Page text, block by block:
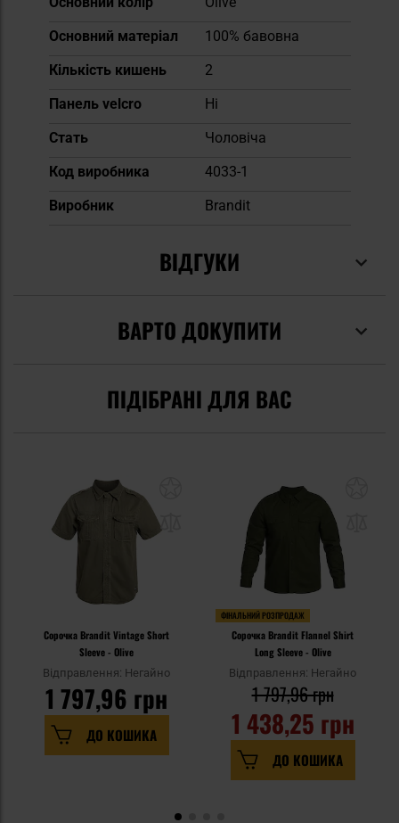
Основний матеріал
100% бавовна
Кількість кишень
2
Панель velcro
Ні
Cтать
Чоловіча
Код виробника
4033-1
Виробник
Brandit
ВІДГУКИ
ВАРТО ДОКУПИТИ
ПІДІБРАНІ ДЛЯ ВАС
Сорочка Brandit Vintage Short
Sleeve - Olive
Відправлення: Негайно
1 797,96 грн
ДО КОШИКА
ФІНАЛЬНИЙ РОЗПРОДАЖ
Сорочка Brandit Flannel Shirt
Long Sleeve - Olive
Відправлення: Негайно
1 438,25 грн
1 797,96 грн
ДО КОШИКА